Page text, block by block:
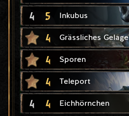
4 5 Inkubus
4 Grässliches Gelage
4 Sporen
4 Teleport
4 4 Eichhörnchen